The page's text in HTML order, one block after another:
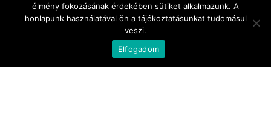
Információk
élmény fokozásának érdekében sütiket alkalmazunk. A
honlapunk használatával ön a tájékoztatásunkat tudomásul
veszi.
Elfogadom